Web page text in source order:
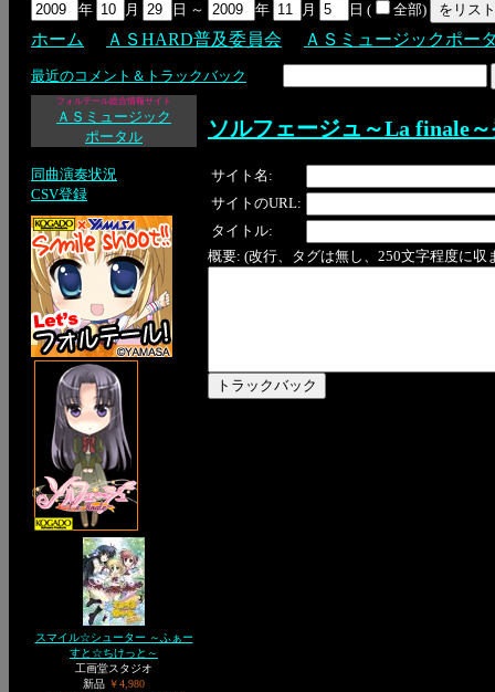
年
月 日 ～ 年 月 日 ( 全部)
ホーム ＡＳHARD普及委員会 ＡＳミュージックポー
最近のコメント＆トラックバック
フォルテール総合情報サイト
ＡＳミュージック
ポータル
同曲演奏状況
CSV登録
スマイル☆シューター ～ふぁー
すと☆ちけっと～
工画堂スタジオ
新品 ￥4,980
ソルフェージュ～La finale
サイト名:
サイトのURL:
タイトル:
概要: (改行、タグは無し、250文字程度に収